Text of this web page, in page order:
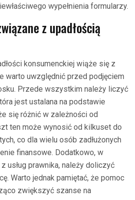
wypełnienia formularzy.
z upadłością
konsumenckiej wiąże się z
warto uwzględnić przed podjęciem
Przede wszystkim należy liczyć
jest ustalana na podstawie
się różnić w zależności od
ten może wynosić od kilkuset do
co dla wielu osób zadłużonych
finansowe. Dodatkowo, w
usług prawnika, należy doliczyć
Warto jednak pamiętać, że pomoc
zwiększyć szanse na